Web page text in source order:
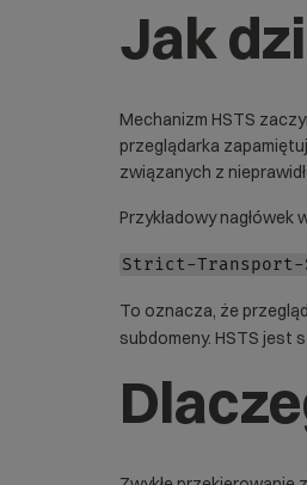
Jak
Mechanizm HSTS
przeglądarka
związanych z
Przykładowy nagłówek
Strict-Transport-
To oznacza, że
subdomeny. HSTS jest